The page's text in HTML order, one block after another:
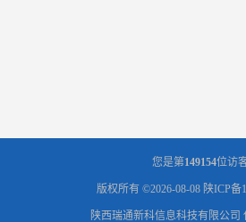
您是第149154位访
版权所有 ©2026-08-08 陕ICP备
陕西瑞通新科信息科技有限公司